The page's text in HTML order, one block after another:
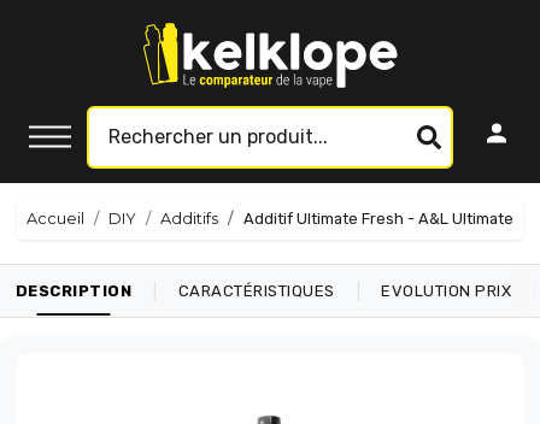
Accueil DIY Additifs Additif Ultimate Fresh - A&L Ultimate
DESCRIPTION CARACTÉRISTIQUES EVOLUTION PRIX